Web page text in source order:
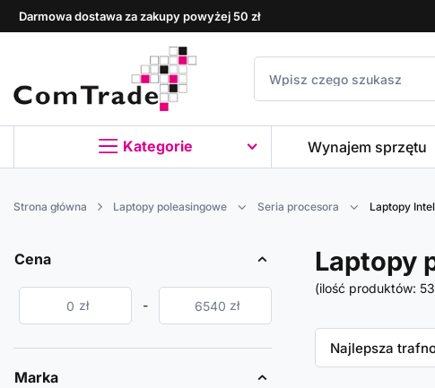
Darmowa dostawa za zakupy powyżej 50 zł
Kategorie Wynajem sprzętu
Strona główna Laptopy poleasingowe Seria procesora Laptopy
Cena
zł - zł
Marka
Laptopy
(ilość produktów:
Zmień
Najlepsza